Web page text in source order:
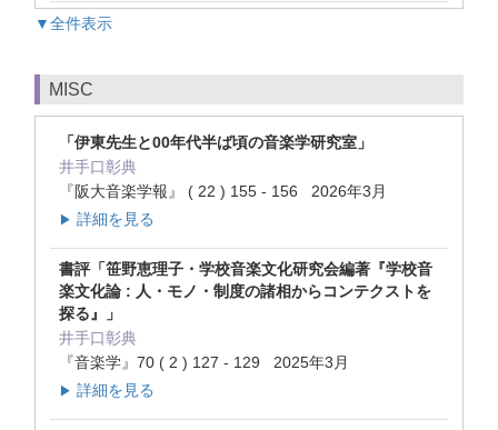
▼全件表示
MISC
「伊東先生と00年代半ば頃の音楽学研究室」
井手口彰典
『阪大音楽学報』 ( 22 ) 155 - 156 2026年3月
▶ 詳細を見る
書評「笹野恵理子・学校音楽文化研究会編著『学校音
楽文化論 : 人・モノ・制度の諸相からコンテクストを
探る』」
井手口彰典
『音楽学』70 ( 2 ) 127 - 129 2025年3月
▶ 詳細を見る